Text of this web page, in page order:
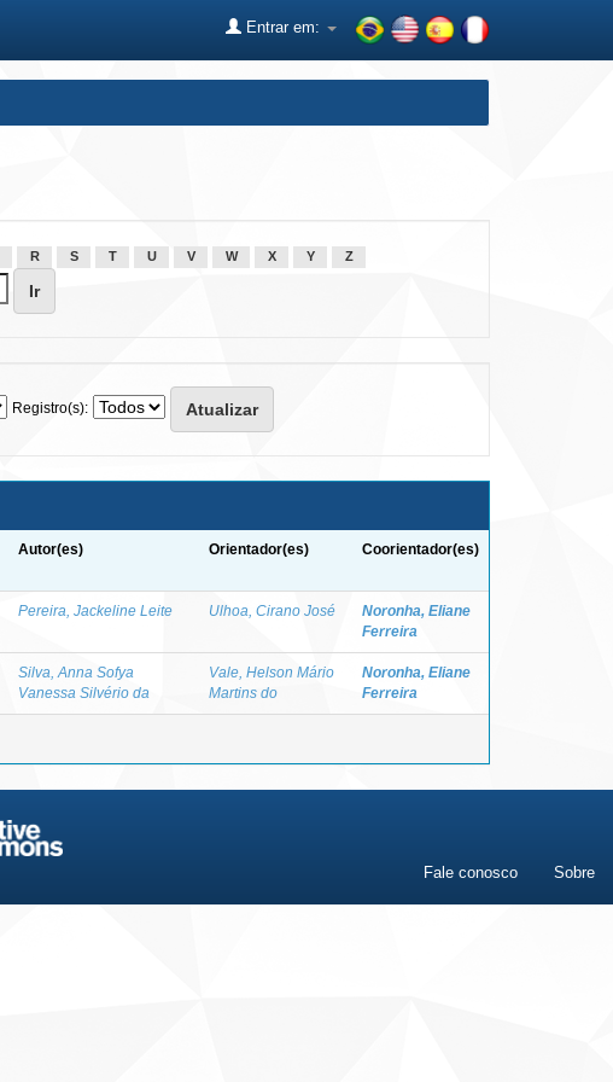
Entrar em:
R S T U V W X Y Z
Registro(s):
Autor(es) Orientador(es) Coorientador(es)
Pereira, Jackeline Leite Ulhoa, Cirano José
Noronha, Eliane
Ferreira
Silva, Anna Sofya
Vanessa Silvério da
Vale, Helson Mário
Martins do
Noronha, Eliane
Ferreira
Fale conosco Sobre